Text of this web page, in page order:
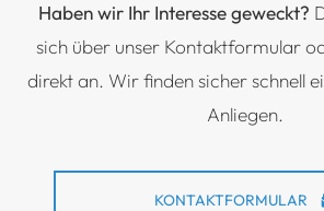
Haben wir Ihr Interesse geweckt?
sich über unser Kontaktformular
direkt an. Wir finden sicher schnell
Anliegen.
KONTAKTFORMULAR